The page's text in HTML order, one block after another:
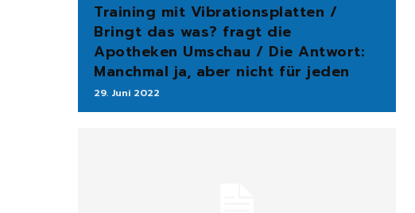
Training mit Vibrationsplatten /
Bringt das was? fragt die
Apotheken Umschau / Die Antwort:
Manchmal ja, aber nicht für jeden
29. Juni 2022